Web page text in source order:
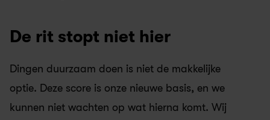
De rit stopt niet hier
Dingen duurzaam doen is niet de makkelijke
optie. Deze score is onze nieuwe basis, en we
kunnen niet wachten op wat hierna komt. Wij